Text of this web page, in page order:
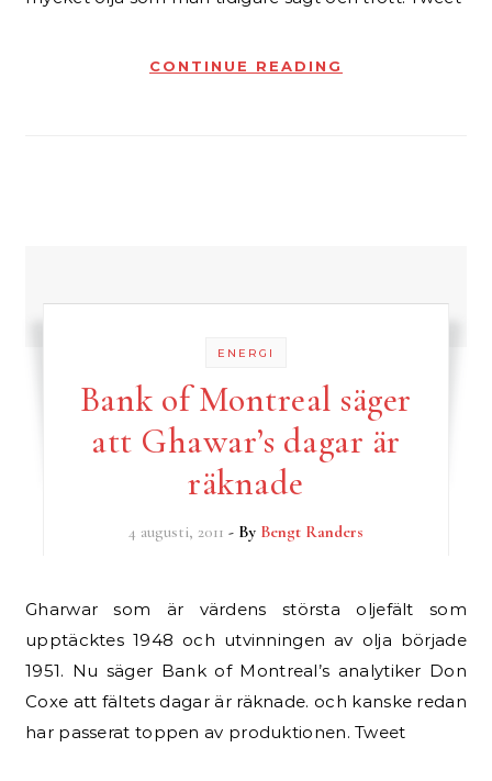
CONTINUE READING
ENERGI
Bank of Montreal säger
att Ghawar’s dagar är
räknade
4 augusti, 2011 - By Bengt Randers
Gharwar som är värdens största oljefält som
upptäcktes 1948 och utvinningen av olja började
1951. Nu säger Bank of Montreal’s analytiker Don
Coxe att fältets dagar är räknade. och kanske redan
har passerat toppen av produktionen. Tweet